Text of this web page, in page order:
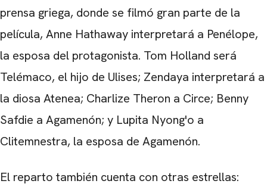
prensa griega, donde se filmó gran parte de la
película, Anne Hathaway interpretará a Penélope,
la esposa del protagonista. Tom Holland será
Telémaco, el hijo de Ulises; Zendaya interpretará a
la diosa Atenea; Charlize Theron a Circe; Benny
Safdie a Agamenón; y Lupita Nyong'o a
Clitemnestra, la esposa de Agamenón.
El reparto también cuenta con otras estrellas: